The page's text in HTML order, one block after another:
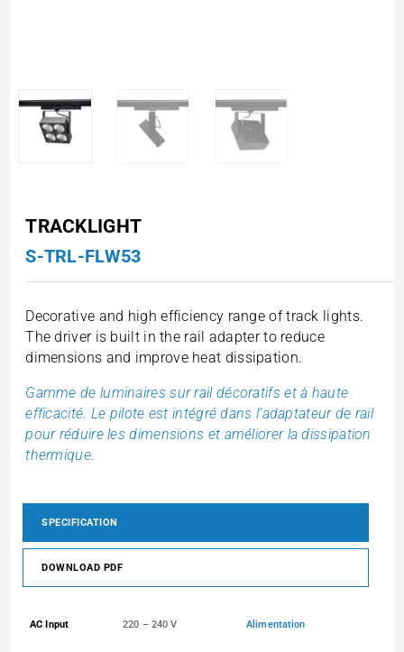
TRACKLIGHT
S-TRL-FLW53
Decorative and high efficiency range of track lights.
The driver is built in the rail adapter to reduce
dimensions and improve heat dissipation.
Gamme de luminaires sur rail décoratifs et à haute
efficacité. Le pilote est intégré dans l’adaptateur de rail
pour réduire les dimensions et améliorer la dissipation
thermique.
SPECIFICATION
DOWNLOAD PDF
AC Input 220 – 240 V Alimentation